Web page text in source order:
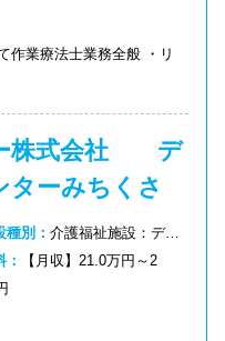
作業療法士業務全般 ・リ
株式会社 デ
ターみちくさ
種別：介護福祉施設：デイ
ス（通所介護）
：
【月収】21.0万円～2